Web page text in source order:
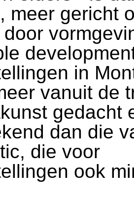
meer gericht
in
vanuit de
gedacht
dan die
die voor
ook